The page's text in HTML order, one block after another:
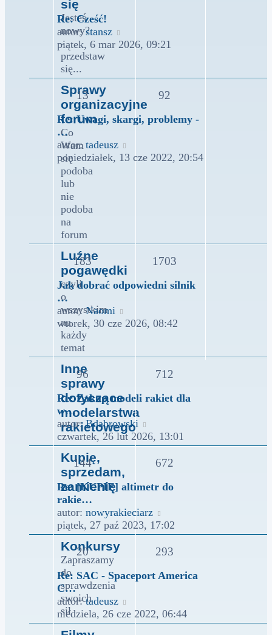
się
Jesteś
nowy?
-
przedstaw
się...
Re: Cześć!
autor:stansz
najnowszy
piątek, 6 mar 2026, 09:21
Sprawy
organizacyjne
forum
Co
Wam
się
podoba
lub
nie
podoba
na
forum
13 92
Re: Uwagi, skargi, problemy -
…
autor: tadeusz
najnowszy
poniedziałek, 13 cze 2022, 20:54
Luźne
pogawędki
czyli
o
wszystkim
na
każdy
temat
183 1703
Jak dobrać odpowiedni silnik
…
autor:Naomi
najnowszy
wtorek, 30 cze 2026, 08:42
Inne
sprawy
dotyczące
modelarstwa
rakietowego
96 712
Re: Zakup modeli rakiet dla
w…
autor:Bdabrowski
najnowszy
post
czwartek, 26 lut 2026, 13:01
Kupię,
sprzedam,
zamienię
144 672
Re: [KUPIĘ] altimetr do
rakie…
autor: nowyrakieciarz
najnowszy
post
piątek, 27 paź 2023, 17:02
Konkursy
Zapraszamy
do
sprawdzenia
swoich
sił
20 293
Re: SAC - Spaceport America
C…
autor:tadeusz
najnowszy
post
niedziela, 26 cze 2022, 06:44